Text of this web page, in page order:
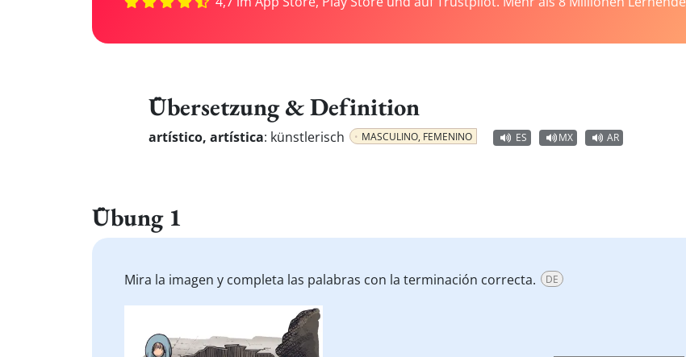
Übersetzung & Definition
artístico, artística: künstlerisch MASCULINO, FEMENINO ES MX AR
Übung 1
Mira la imagen y completa las palabras con la terminación correcta. DE